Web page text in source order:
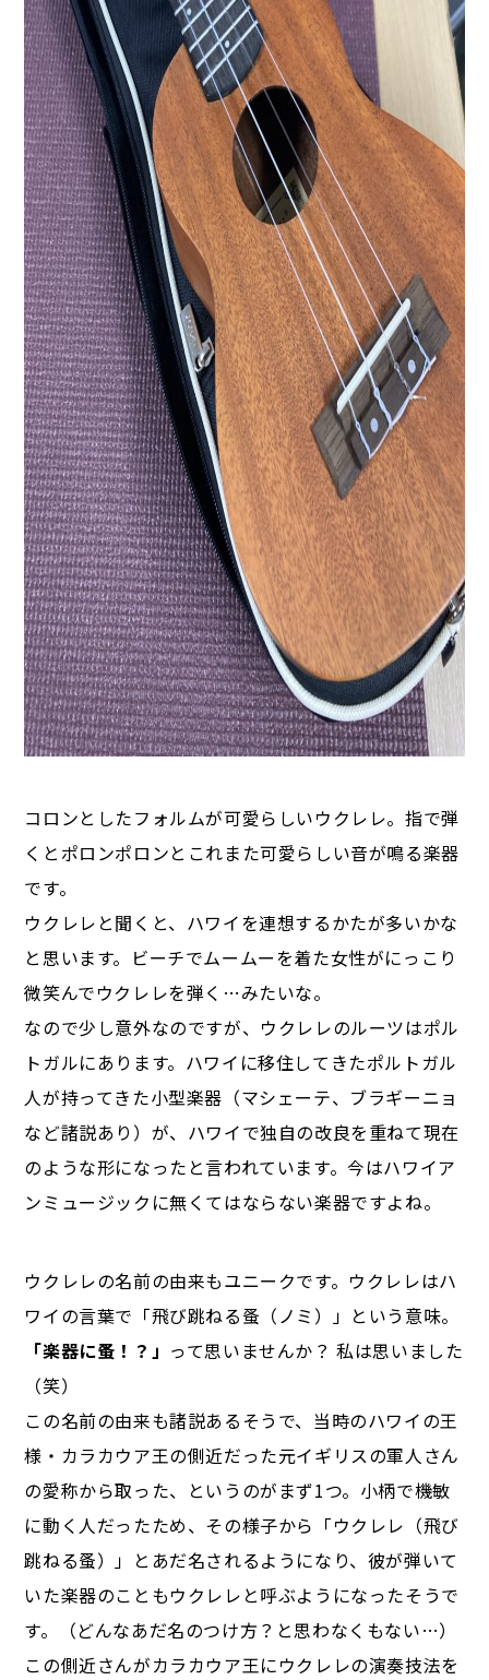
コロンとしたフォルムが可愛らしいウクレレ。指で弾
くとポロンポロンとこれまた可愛らしい音が鳴る楽器
です。
ウクレレと聞くと、ハワイを連想するかたが多いかな
と思います。ビーチでムームーを着た女性がにっこり
微笑んでウクレレを弾く…みたいな。
なので少し意外なのですが、ウクレレのルーツはポル
トガルにあります。ハワイに移住してきたポルトガル
人が持ってきた小型楽器（マシェーテ、ブラギーニョ
など諸説あり）が、ハワイで独自の改良を重ねて現在
のような形になったと言われています。今はハワイア
ンミュージックに無くてはならない楽器ですよね。
ウクレレの名前の由来もユニークです。ウクレレはハ
ワイの言葉で「飛び跳ねる蚤（ノミ）」という意味。
「楽器に蚤！？」 って思いませんか？ 私は思いました
（笑）
この名前の由来も諸説あるそうで、当時のハワイの王
様・カラカウア王の側近だった元イギリスの軍人さん
の愛称から取った、というのがまず1つ。小柄で機敏
に動く人だったため、その様子から「ウクレレ（飛び
跳ねる蚤）」とあだ名されるようになり、彼が弾いて
いた楽器のこともウクレレと呼ぶようになったそうで
す。（どんなあだ名のつけ方？と思わなくもない…）
この側近さんがカラカウア王にウクレレの演奏技法を